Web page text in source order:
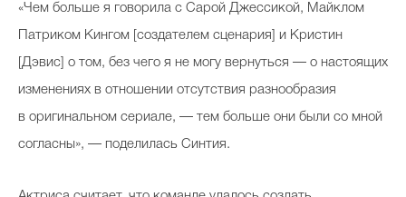
«Чем больше я говорила с Сарой Джессикой, Майклом
Патриком Кингом [создателем сценария] и Кристин
[Дэвис] о том, без чего я не могу вернуться — о настоящих
изменениях в отношении отсутствия разнообразия
в оригинальном сериале, — тем больше они были со мной
согласны», — поделилась Синтия.